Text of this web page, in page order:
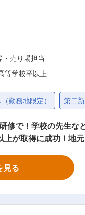
・売り場担当
等学校卒以上
勤務地限定） 第二
修で！学校の先生な
が取得に成功！地
ています。 『キャ
見る